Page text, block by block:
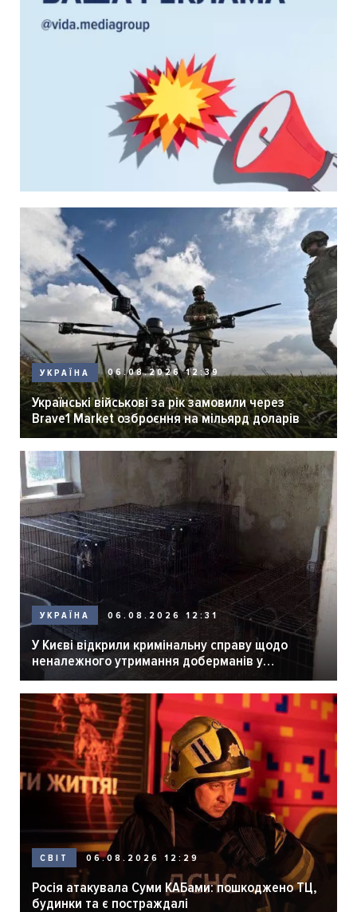
УКРАЇНА 06.08.2026 12:39
Українські військові за рік замовили через
Brave1 Market озброєння на мільярд доларів
УКРАЇНА 06.08.2026 12:31
У Києві відкрили кримінальну справу щодо
неналежного утримання доберманів у
розпліднику
СВІТ 06.08.2026 12:29
Росія атакувала Суми КАБами: пошкоджено ТЦ,
будинки та є постраждалі